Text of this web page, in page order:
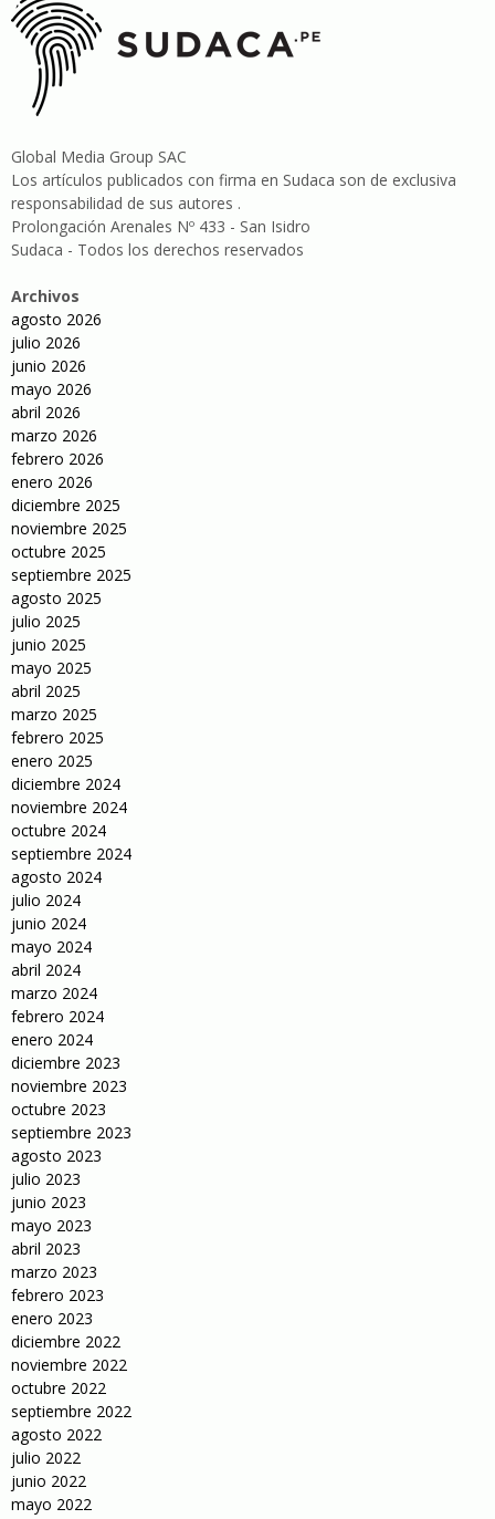
Global Media Group SAC
Los artículos publicados con firma en Sudaca son de exclusiva
responsabilidad de sus autores .
Prolongación Arenales Nº 433 - San Isidro
Sudaca - Todos los derechos reservados
Archivos
agosto 2026
julio 2026
junio 2026
mayo 2026
abril 2026
marzo 2026
febrero 2026
enero 2026
diciembre 2025
noviembre 2025
octubre 2025
septiembre 2025
agosto 2025
julio 2025
junio 2025
mayo 2025
abril 2025
marzo 2025
febrero 2025
enero 2025
diciembre 2024
noviembre 2024
octubre 2024
septiembre 2024
agosto 2024
julio 2024
junio 2024
mayo 2024
abril 2024
marzo 2024
febrero 2024
enero 2024
diciembre 2023
noviembre 2023
octubre 2023
septiembre 2023
agosto 2023
julio 2023
junio 2023
mayo 2023
abril 2023
marzo 2023
febrero 2023
enero 2023
diciembre 2022
noviembre 2022
octubre 2022
septiembre 2022
agosto 2022
julio 2022
junio 2022
mayo 2022